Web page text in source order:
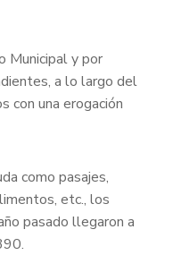
Municipal y por
a lo largo del
con una erogación
como pasajes,
etc., los
pasado llegaron a